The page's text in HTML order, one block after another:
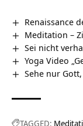
Renaissance
Meditation –
Sei nicht
Yoga Video
Sehe nur
TAGGED: